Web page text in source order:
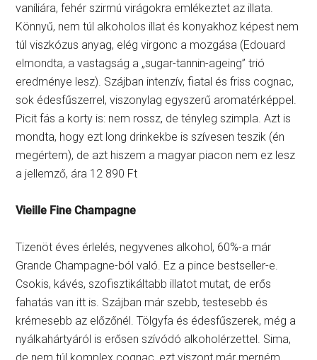
vaníliára, fehér szirmú virágokra emlékeztet az illata.
Könnyű, nem túl alkoholos illat és konyakhoz képest nem
túl viszkózus anyag, elég virgonc a mozgása (Edouard
elmondta, a vastagság a „sugar-tannin-ageing” trió
eredménye lesz). Szájban intenzív, fiatal és friss cognac,
sok édesfűszerrel, viszonylag egyszerű aromatérképpel.
Picit fás a korty is: nem rossz, de tényleg szimpla. Azt is
mondta, hogy ezt long drinkekbe is szívesen teszik (én
megértem), de azt hiszem a magyar piacon nem ez lesz
a jellemző, ára 12 890 Ft
Vieille Fine Champagne
Tizenöt éves érlelés, negyvenes alkohol, 60%-a már
Grande Champagne-ból való. Ez a pince bestseller-e.
Csokis, kávés, szofisztikáltabb illatot mutat, de erős
fahatás van itt is. Szájban már szebb, testesebb és
krémesebb az előzőnél. Tölgyfa és édesfűszerek, még a
nyálkahártyáról is erősen szívódó alkoholérzettel. Sima,
de nem túl komplex cognac, ezt viszont már merném